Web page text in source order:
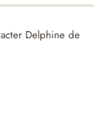
Delphine de